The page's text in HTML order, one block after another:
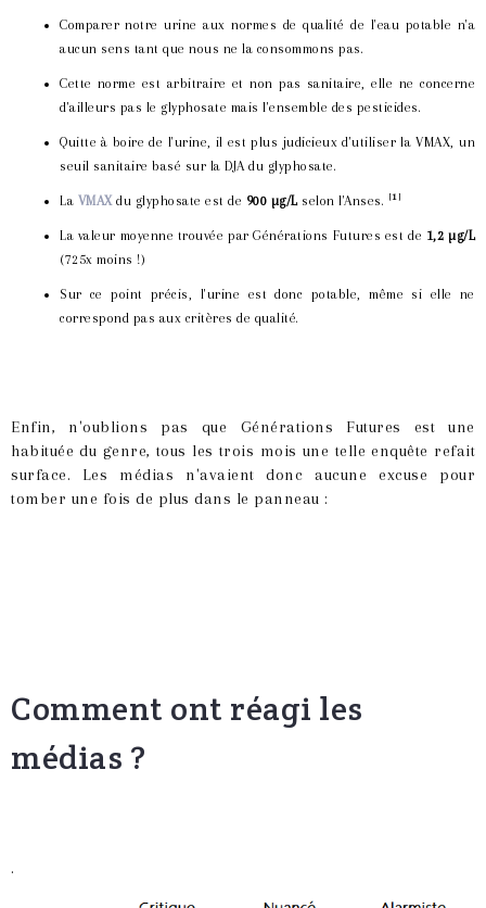
Comparer notre urine aux normes de qualité de l'eau potable n'a
aucun sens tant que nous ne la consommons pas.
Cette norme est arbitraire et non pas sanitaire, elle ne concerne
d'ailleurs pas le glyphosate mais l'ensemble des pesticides.
Quitte à boire de l'urine, il est plus judicieux d'utiliser la VMAX, un
seuil sanitaire basé sur la DJA du glyphosate.
La VMAXdu glyphosate est de 900 µg/Lselon l'Anses. [1]
La valeur moyenne trouvée par Générations Futures est de 1,2 µg/L
(725x moins !)
Sur ce point précis, l'urine est donc potable, même si elle ne
correspond pas aux critères de qualité.
Enfin, n'oublions pas que Générations Futures est une
habituée du genre, tous les trois mois une telle enquête refait
surface. Les médias n'avaient donc aucune excuse pour
tomber une fois de plus dans le panneau :
Comment ont réagi les
médias ?
.